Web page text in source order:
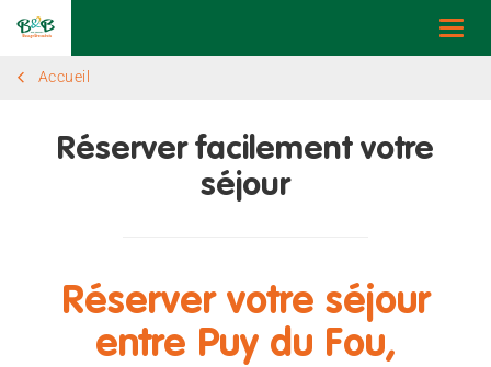
Accueil
Réserver facilement votre
séjour
Réserver votre séjour
entre Puy du Fou,